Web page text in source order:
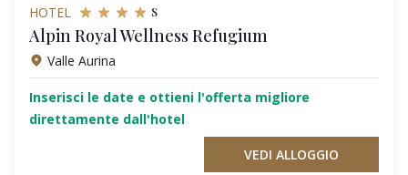
HOTEL s
Alpin Royal Wellness Refugium
Valle Aurina
Inserisci le date e ottieni l'offerta migliore
direttamente dall'hotel
VEDI ALLOGGIO